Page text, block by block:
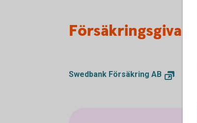
Försäkringsgivare
Swedbank Försäkring AB